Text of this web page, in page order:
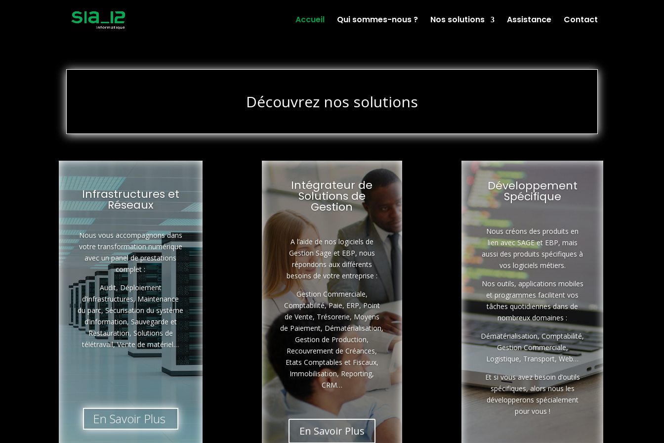
Accueil Qui sommes-nous ? Nos solutions Assistance Contact
Découvrez nos solutions
Infrastructures et
Réseaux
Nous vous accompagnons dans
votre transformation numérique
avec un panel de prestations
complet :
Audit, Déploiement
d’infrastructures, Maintenance
du parc, Sécurisation du système
d’information, Sauvegarde et
Restauration, Solutions de
télétravail, Vente de matériel…
En Savoir Plus
Intégrateur de
Solutions de
Gestion
A l’aide de nos logiciels de
Gestion Sage et EBP, nous
répondons aux différents
besoins de votre entreprise :
Gestion Commerciale,
Comptabilité, Paie, ERP, Point
de Vente, Trésorerie, Moyens
de Paiement, Dématérialisation,
Gestion de Production,
Recouvrement de Créances,
Etats Comptables et Fiscaux,
Immobilisation, Reporting,
CRM…
En Savoir Plus
Développement
Spécifique
Nous créons des produits en
lien avec SAGE et EBP, mais
aussi des produits spécifiques à
vos logiciels métiers.
Nos outils, applications mobiles
et programmes facilitent vos
tâches quotidiennes dans de
nombreux domaines :
Dématérialisation, Comptabilité,
Gestion Commerciale,
Logistique, Transport, Web…
Et si vous avez besoin d’outils
spécifiques, alors nous les
développerons spécialement
pour vous !